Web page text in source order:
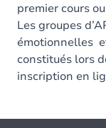
premier cours
Les groupes
émotionnelles
constitués lors
inscription en